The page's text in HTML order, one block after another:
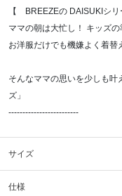
【 BREEZEの DAISUKIシ
ママの朝は大忙し！ キッズ
お洋服だけでも機嫌よく着替
そんなママの思いを少しも叶
ズ」
-------------------------
サイズ
仕様